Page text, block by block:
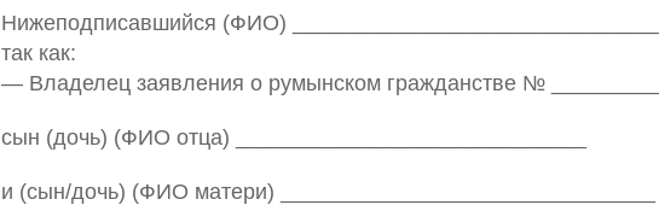
Нижеподписавшийся (ФИО)
так как:
— Владелец заявления о румынском гражданстве №
сын (дочь) (ФИО отца) _____________________________
и (сын/дочь) (ФИО матери) _______________________________